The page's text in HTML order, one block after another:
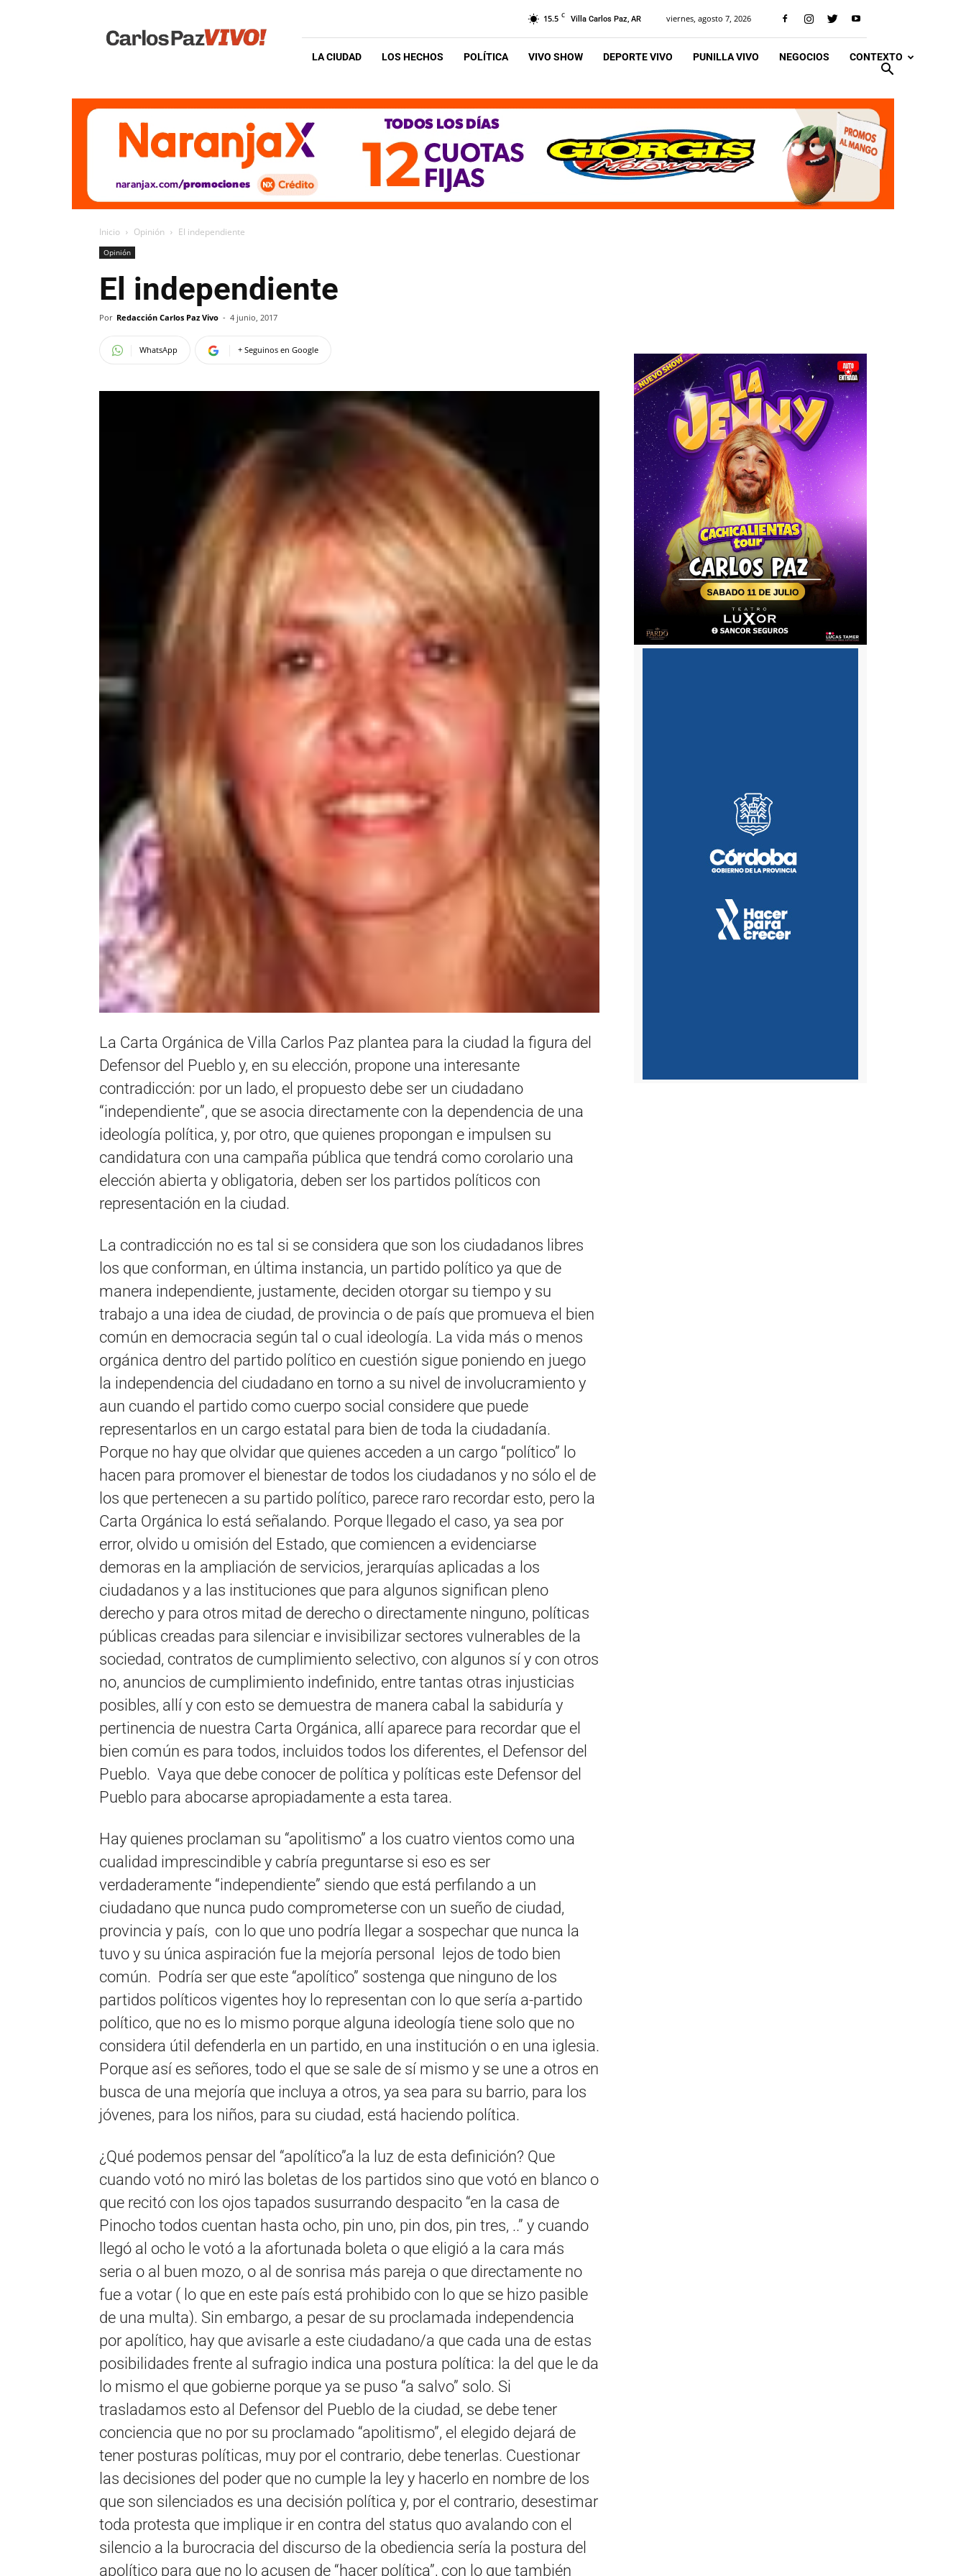
Vivo
15.5 C Villa Carlos Paz, AR viernes, agosto 7, 2026
LA CIUDAD LOS HECHOS POLÍTICA VIVO SHOW DEPORTE VIVO PUNILLA VIVO NEGOCIOS CONTEXTO
Inicio Opinión El independiente
Opinión
El independiente
Por Redacción Carlos Paz Vivo - 4 junio, 2017
WhatsApp + Seguinos en Google
La Carta Orgánica de Villa Carlos Paz plantea para la ciudad la figura del
Defensor del Pueblo y, en su elección, propone una interesante
contradicción: por un lado, el propuesto debe ser un ciudadano
“independiente”, que se asocia directamente con la dependencia de una
ideología política, y, por otro, que quienes propongan e impulsen su
candidatura con una campaña pública que tendrá como corolario una
elección abierta y obligatoria, deben ser los partidos políticos con
representación en la ciudad.
La contradicción no es tal si se considera que son los ciudadanos libres
los que conforman, en última instancia, un partido político ya que de
manera independiente, justamente, deciden otorgar su tiempo y su
trabajo a una idea de ciudad, de provincia o de país que promueva el bien
común en democracia según tal o cual ideología. La vida más o menos
orgánica dentro del partido político en cuestión sigue poniendo en juego
la independencia del ciudadano en torno a su nivel de involucramiento y
aun cuando el partido como cuerpo social considere que puede
representarlos en un cargo estatal para bien de toda la ciudadanía.
Porque no hay que olvidar que quienes acceden a un cargo “político” lo
hacen para promover el bienestar de todos los ciudadanos y no sólo el de
los que pertenecen a su partido político, parece raro recordar esto, pero la
Carta Orgánica lo está señalando. Porque llegado el caso, ya sea por
error, olvido u omisión del Estado, que comiencen a evidenciarse
demoras en la ampliación de servicios, jerarquías aplicadas a los
ciudadanos y a las instituciones que para algunos significan pleno
derecho y para otros mitad de derecho o directamente ninguno, políticas
públicas creadas para silenciar e invisibilizar sectores vulnerables de la
sociedad, contratos de cumplimiento selectivo, con algunos sí y con otros
no, anuncios de cumplimiento indefinido, entre tantas otras injusticias
posibles, allí y con esto se demuestra de manera cabal la sabiduría y
pertinencia de nuestra Carta Orgánica, allí aparece para recordar que el
bien común es para todos, incluidos todos los diferentes, el Defensor del
Pueblo. Vaya que debe conocer de política y políticas este Defensor del
Pueblo para abocarse apropiadamente a esta tarea.
Hay quienes proclaman su “apolitismo” a los cuatro vientos como una
cualidad imprescindible y cabría preguntarse si eso es ser
verdaderamente “independiente” siendo que está perfilando a un
ciudadano que nunca pudo comprometerse con un sueño de ciudad,
provincia y país, con lo que uno podría llegar a sospechar que nunca la
tuvo y su única aspiración fue la mejoría personal lejos de todo bien
común. Podría ser que este “apolítico” sostenga que ninguno de los
partidos políticos vigentes hoy lo representan con lo que sería a-partido
político, que no es lo mismo porque alguna ideología tiene solo que no
considera útil defenderla en un partido, en una institución o en una iglesia.
Porque así es señores, todo el que se sale de sí mismo y se une a otros en
busca de una mejoría que incluya a otros, ya sea para su barrio, para los
jóvenes, para los niños, para su ciudad, está haciendo política.
¿Qué podemos pensar del “apolítico”a la luz de esta definición? Que
cuando votó no miró las boletas de los partidos sino que votó en blanco o
que recitó con los ojos tapados susurrando despacito “en la casa de
Pinocho todos cuentan hasta ocho, pin uno, pin dos, pin tres, ..” y cuando
llegó al ocho le votó a la afortunada boleta o que eligió a la cara más
seria o al buen mozo, o al de sonrisa más pareja o que directamente no
fue a votar ( lo que en este país está prohibido con lo que se hizo pasible
de una multa). Sin embargo, a pesar de su proclamada independencia
por apolítico, hay que avisarle a este ciudadano/a que cada una de estas
posibilidades frente al sufragio indica una postura política: la del que le da
lo mismo el que gobierne porque ya se puso “a salvo” solo. Si
trasladamos esto al Defensor del Pueblo de la ciudad, se debe tener
conciencia que no por su proclamado “apolitismo”, el elegido dejará de
tener posturas políticas, muy por el contrario, debe tenerlas. Cuestionar
las decisiones del poder que no cumple la ley y hacerlo en nombre de los
que son silenciados es una decisión política y, por el contrario, desestimar
toda protesta que implique ir en contra del status quo avalando con el
silencio a la burocracia del discurso de la obediencia sería la postura del
apolítico para que no lo acusen de “hacer política”, con lo que también